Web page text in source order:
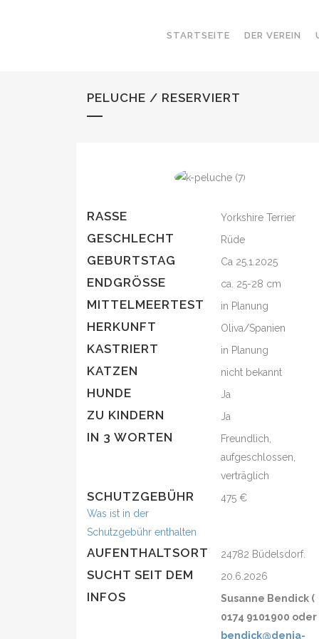
STARTSEITE DER VEREIN
PELUCHE / RESERVIERT
RASSE Yorkshire Terrier
GESCHLECHT Rüde
GEBURTSTAG Ca 25.1.2025
ENDGRÖSSE ca. 25-28 cm
MITTELMEERTEST in Planung
HERKUNFT Oliva/Spanien
KASTRIERT in Planung
KATZEN nicht bekannt
HUNDE Ja
ZU KINDERN Ja
IN 3 WORTEN
Freundlich,
aufgeschlossen,
verträglich
SCHUTZGEBÜHR
Was ist in der
Schutzgebühr enthalten
475 €
AUFENTHALTSORT 24782 Büdelsdorf.
SUCHT SEIT DEM 20.6.2026
INFOS
Susanne Bendick (
0174 9101900 oder
bendick@denia-